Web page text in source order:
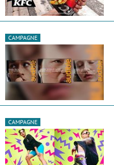
CAMPAGNE
CAMPAGNE